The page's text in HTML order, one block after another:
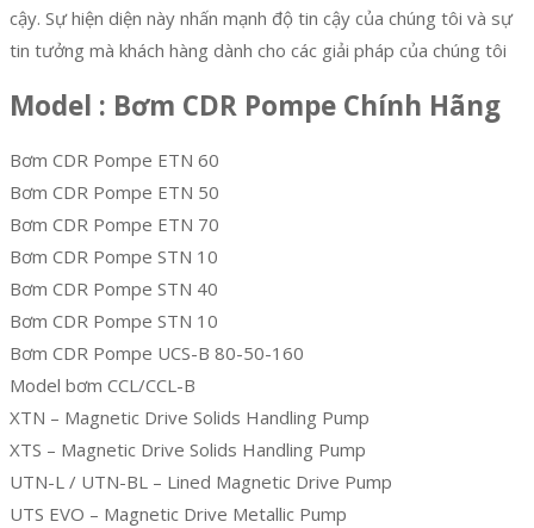
cậy. Sự hiện diện này nhấn mạnh độ tin cậy của chúng tôi và sự
tin tưởng mà khách hàng dành cho các giải pháp của chúng tôi
Model : Bơm CDR Pompe Chính Hãng
Bơm CDR Pompe ETN 60
Bơm CDR Pompe ETN 50
Bơm CDR Pompe ETN 70
Bơm CDR Pompe STN 10
Bơm CDR Pompe STN 40
Bơm CDR Pompe STN 10
Bơm CDR Pompe UCS-B 80-50-160
Model bơm CCL/CCL-B
XTN – Magnetic Drive Solids Handling Pump
XTS – Magnetic Drive Solids Handling Pump
UTN-L / UTN-BL – Lined Magnetic Drive Pump
UTS EVO – Magnetic Drive Metallic Pump